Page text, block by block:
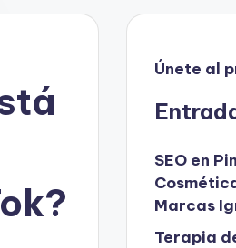
Únete al
SEO en
Marcas
Terapia